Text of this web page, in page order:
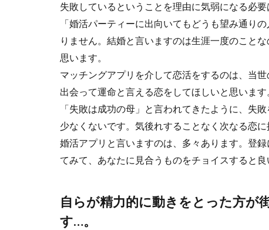
失敗しているということを理由に気弱になる必要
「婚活パーティーに出向いてもどうも望み通り
りません。結婚と言いますのは生涯一度のこと
思います。
マッチングアプリを介して恋活をするのは、当
出会って運命と言える恋をしてほしいと思います
「失敗は成功の母」と言われてきたように、失
少なくないです。気後れすることなく次なる恋
婚活アプリと言いますのは、多々あります。登
てみて、あなたに見合うものをチョイスすると良
自らが精力的に動きをとった方が
す…。